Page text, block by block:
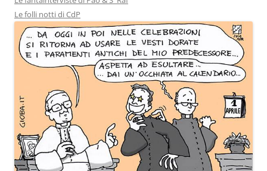
Le folli notti di CdP